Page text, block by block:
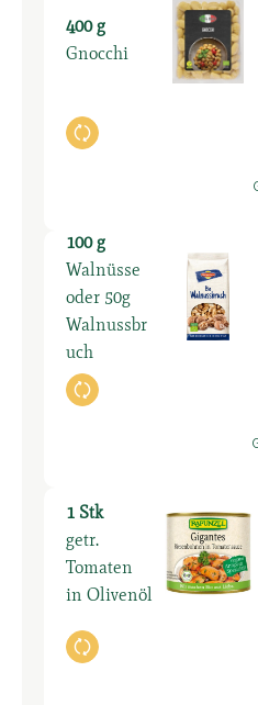
400 g
Gnocchi
Auswahl ändern
100 g
Walnüsse
oder 50g
Walnussbr
uch
Auswahl ändern
1 Stk
getr.
Tomaten
in Olivenöl
Auswahl ändern